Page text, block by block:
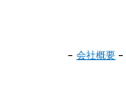
会社概要